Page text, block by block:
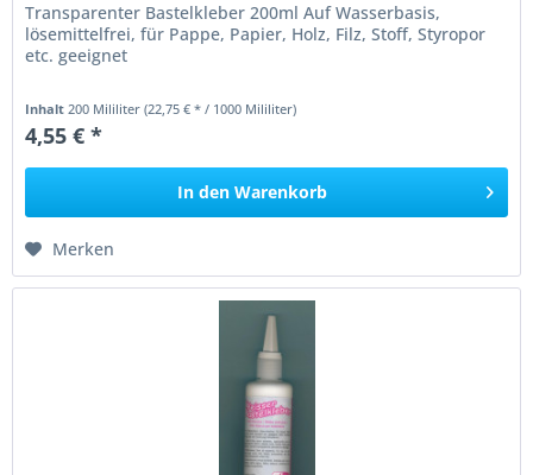
Transparenter Bastelkleber 200ml Auf Wasserbasis,
lösemittelfrei, für Pappe, Papier, Holz, Filz, Stoff, Styropor
etc. geeignet
Inhalt200 Mililiter(22,75 € * / 1000 Mililiter)
4,55 € *
In den Warenkorb
Merken